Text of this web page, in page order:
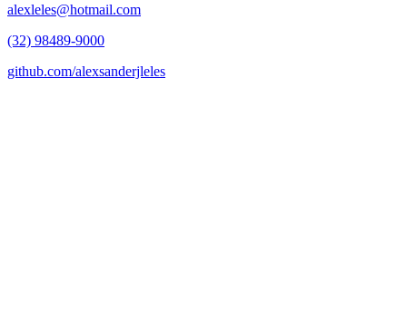
alexleles@hotmail.com
(32) 98489-9000
github.com/alexsanderjleles